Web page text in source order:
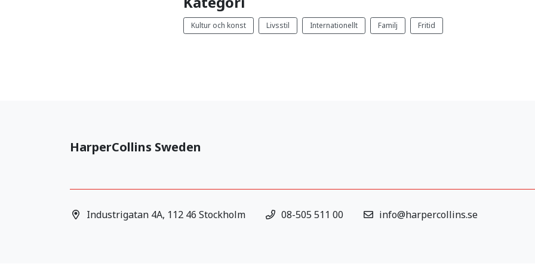
Kultur och konst Livsstil Internationellt Familj Fritid
HarperCollins Sweden
Industrigatan 4A, 112 46 Stockholm 08-505 511 00 info@harpercollins.se